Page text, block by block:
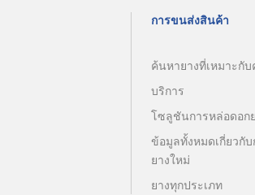
การขนส่งสินค้า
ค้นหายางที่เหมาะกั
บริการ
โซลูชันการหล่อดอก
ข้อมูลทั้งหมดเกี่ยวกับ
ยางใหม่
ยางทุกประเภท